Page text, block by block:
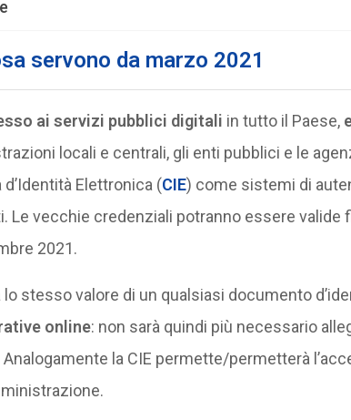
servono da marzo 2021
ai servizi pubblici digitali in tutto il Paese,
locali e centrali, gli enti pubblici e le
Elettronica (CIE) come sistemi di
Le vecchie credenziali potranno essere valide
2021.
lo stesso valore di un qualsiasi documento
online: non sarà quindi più necessario
la CIE permette/permetterà